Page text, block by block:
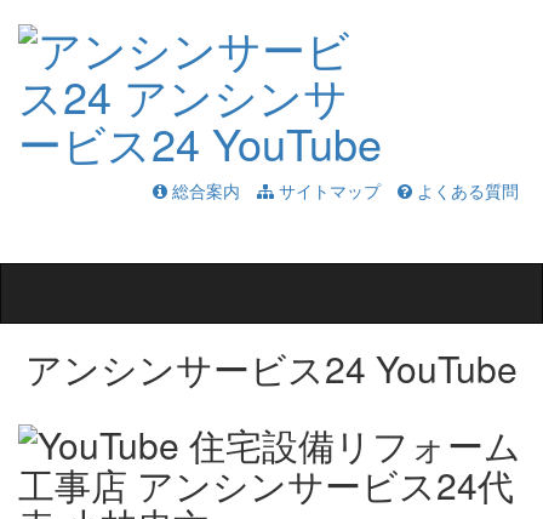
総合案内 サイトマップ
よくある質問
アンシンサービス24 YouTube